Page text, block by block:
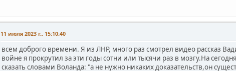
11 июля 2023 г., 15:10:40
всем доброго времени. Я из ЛНР, много раз смотрел видео рассказ
войне я прокрутил за эти годы сотни или тысячи раз в мозгу.На
сказать словами Воланда: "а не нужно никаких доказательств,он